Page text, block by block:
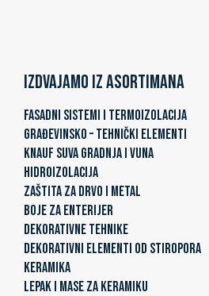
Izdvajamo iz asortimana
FASADNI SISTEMI I TERMOIZOLACIJA
GRAĐEVINSKO – TEHNIČKI ELEMENTI
KNAUF SUVA GRADNJA I VUNA
HIDROIZOLACIJA
ZAŠTITA ZA DRVO I METAL
BOJE ZA ENTERIJER
DEKORATIVNE TEHNIKE
DEKORATIVNI ELEMENTI OD STIROPORA
KERAMIKA
LEPAK I MASE ZA KERAMIKU